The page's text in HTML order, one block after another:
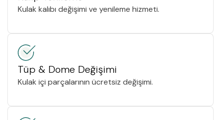
Kulak kalıbı değişimi ve yenileme hizmeti.
Tüp & Dome Değişimi
Kulak içi parçalarının ücretsiz değişimi.